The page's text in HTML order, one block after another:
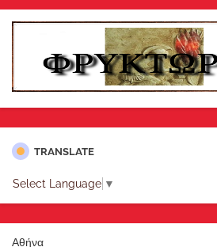
TRANSLATE
Select Language ▼
Αθήνα